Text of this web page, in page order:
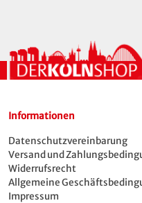
Informationen
Datenschutzvereinbarung
Versand und
Widerrufsrecht
Allgemeine
Impressum